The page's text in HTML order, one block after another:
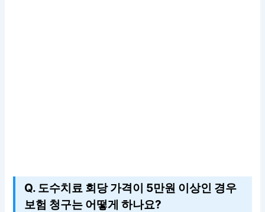
Q. 도수치료 회당 가격이 5만원 이상인 경우
보험 청구는 어떻게 하나요?